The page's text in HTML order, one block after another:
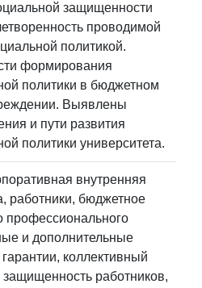
защищенности
проводимой
политикой.
формирования
политики в бюджетном
Выявлены
и пути развития
политики университета.
внутренняя
работники, бюджетное
и дополнительные
коллективный
работников,